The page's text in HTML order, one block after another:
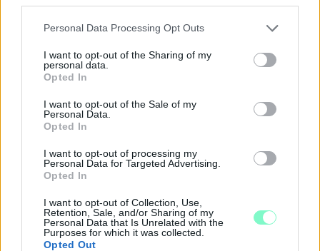
Please note that this website/app uses one or more Google
not limited to your visit or usage behaviour. You may click to
grant or deny consent to Google and its third-party tags to
use your data for below specified purposes in below Google
consent section.
Personal Data Processing Opt Outs
I want to opt-out of the Sharing of my
personal data.
Opted In
I want to opt-out of the Sale of my
Personal Data.
Opted In
I want to opt-out of processing my
Personal Data for Targeted Advertising.
Opted In
I want to opt-out of Collection, Use,
Retention, Sale, and/or Sharing of my
Personal Data that Is Unrelated with the
Purposes for which it was collected.
Opted Out
A GYŐRI FILHARMONIKUS ZENEKAR
A „Zenélő piac” című különleges koncerttel szeptember 7-én
rendhagyó helyszínen találkozhat a közönség a klasszikus
zenével.